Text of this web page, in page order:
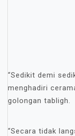
“Sedikit demi
menghadiri
golongan tabligh.
“Secara tidak